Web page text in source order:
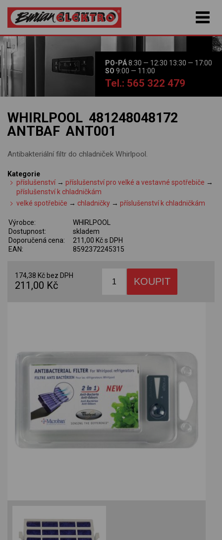
PO-PÁ8:30 — 12:30 13:30 — 17:00
SO 9:00 — 11:00
Tel.: 565 322 479
WHIRLPOOL 481248048172
ANTBAF ANT001
Antibakteriální filtr do chladniček Whirlpool.
Kategorie
příslušenství →příslušenství pro velké a vestavné spotřebiče →
příslušenství k chladničkám
velké spotřebiče → chladničky →příslušenství k chladničkám
Výrobce:
WHIRLPOOL
Dostupnost:
skladem
Doporučená cena:
211,00 Kč s DPH
EAN:
8592372245315
174,38 Kč bez DPH
211,00 Kč